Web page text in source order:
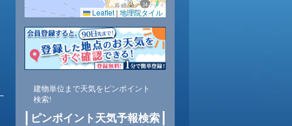
70 71 68
東 東 東 東
1 1 1 1
Leaflet | 地理院タイル
建物単位まで天気をピンポイント
検索!
ピンポイント天気予報検索